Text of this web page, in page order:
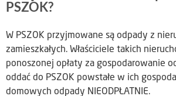
PSZOK?
W PSZOK przyjmowane są odpady z
zamieszkałych. Właściciele takich
ponoszonej opłaty za gospodarowanie
oddać do PSZOK powstałe w ich
domowych odpady NIEODPŁATNIE.